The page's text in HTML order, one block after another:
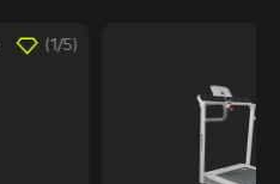
(1/5)